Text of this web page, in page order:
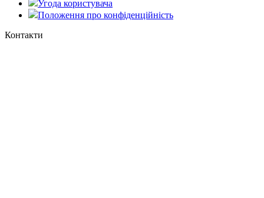
Угода користувача
Положення про конфіденційність
Контакти